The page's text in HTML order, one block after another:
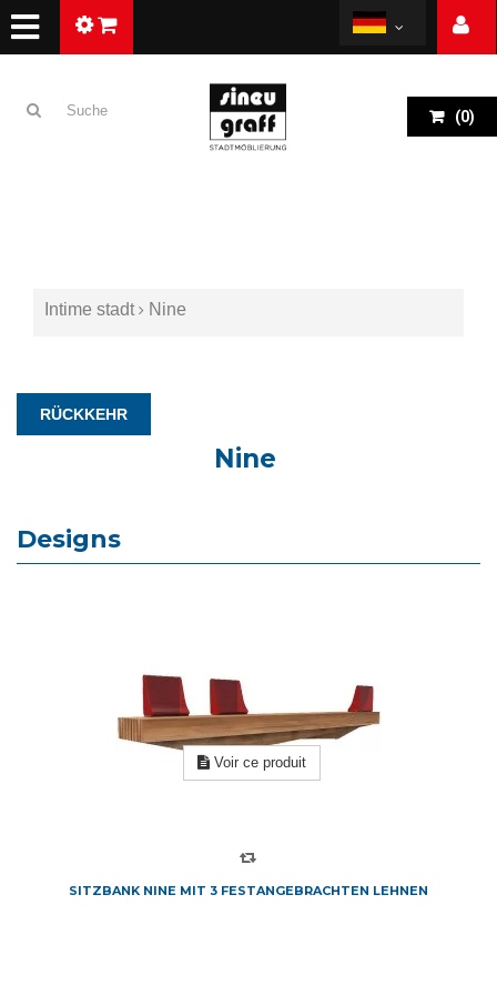
(0)
Intime stadt Nine
RÜCKKEHR
Nine
Designs
Voir ce produit
SITZBANK NINE MIT 3 FESTANGEBRACHTEN LEHNEN